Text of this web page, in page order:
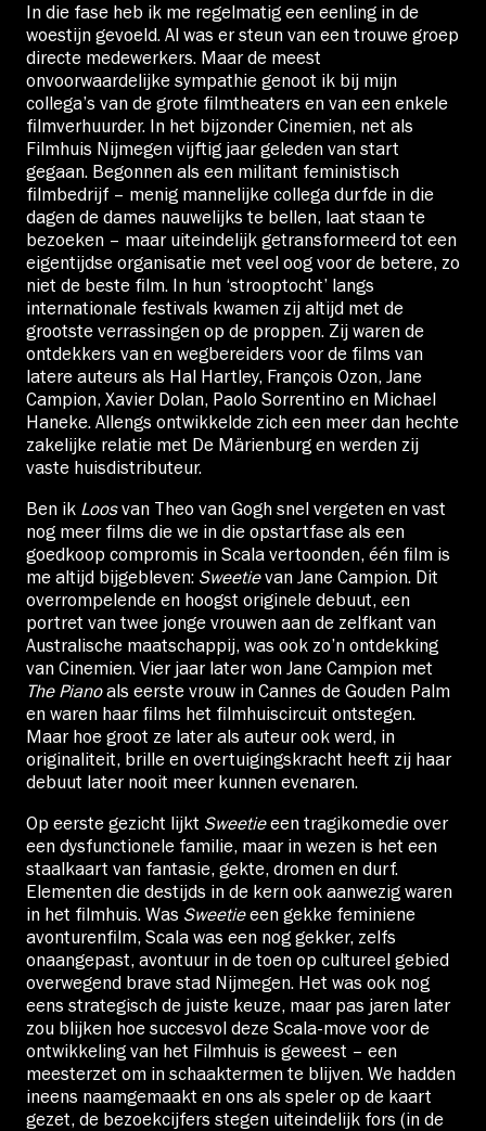
In die fase heb ik me regelmatig een eenling in de
woestijn gevoeld. Al was er steun van een trouwe groep
directe medewerkers. Maar de meest
onvoorwaardelijke sympathie genoot ik bij mijn
collega’s van de grote filmtheaters en van een enkele
filmverhuurder. In het bijzonder Cinemien, net als
Filmhuis Nijmegen vijftig jaar geleden van start
gegaan. Begonnen als een militant feministisch
filmbedrijf – menig mannelijke collega durfde in die
dagen de dames nauwelijks te bellen, laat staan te
bezoeken – maar uiteindelijk getransformeerd tot een
eigentijdse organisatie met veel oog voor de betere, zo
niet de beste film. In hun ‘strooptocht’ langs
internationale festivals kwamen zij altijd met de
grootste verrassingen op de proppen. Zij waren de
ontdekkers van en wegbereiders voor de films van
latere auteurs als Hal Hartley, François Ozon, Jane
Campion, Xavier Dolan, Paolo Sorrentino en Michael
Haneke. Allengs ontwikkelde zich een meer dan hechte
zakelijke relatie met De Märienburg en werden zij
vaste huisdistributeur.
Ben ik Loosvan Theo van Gogh snel vergeten en vast
nog meer films die we in die opstartfase als een
goedkoop compromis in Scala vertoonden, één film is
me altijd bijgebleven: Sweetievan Jane Campion. Dit
overrompelende en hoogst originele debuut, een
portret van twee jonge vrouwen aan de zelfkant van
Australische maatschappij, was ook zo’n ontdekking
van Cinemien. Vier jaar later won Jane Campion met
The Pianoals eerste vrouw in Cannes de Gouden Palm
en waren haar films het filmhuiscircuit ontstegen.
Maar hoe groot ze later als auteur ook werd, in
originaliteit, brille en overtuigingskracht heeft zij haar
debuut later nooit meer kunnen evenaren.
Op eerste gezicht lijkt Sweetieeen tragikomedie over
een dysfunctionele familie, maar in wezen is het een
staalkaart van fantasie, gekte, dromen en durf.
Elementen die destijds in de kern ook aanwezig waren
in het filmhuis. Was Sweetieeen gekke feminiene
avonturenfilm, Scala was een nog gekker, zelfs
onaangepast, avontuur in de toen op cultureel gebied
overwegend brave stad Nijmegen. Het was ook nog
eens strategisch de juiste keuze, maar pas jaren later
zou blijken hoe succesvol deze Scala-move voor de
ontwikkeling van het Filmhuis is geweest – een
meesterzet om in schaaktermen te blijven. We hadden
ineens naamgemaakt en ons als speler op de kaart
gezet, de bezoekcijfers stegen uiteindelijk fors (in de